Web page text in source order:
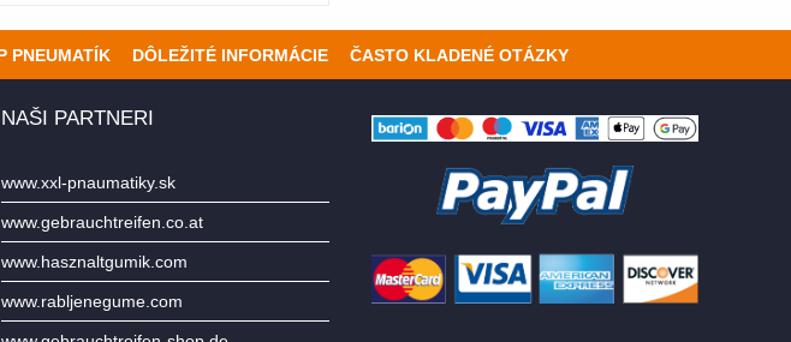
PNEUMATÍK DÔLEŽITÉ INFORMÁCIE ČASTO KLADENÉ OTÁZKY
NAŠI PARTNERI
www.xxl-pnaumatiky.sk
www.gebrauchtreifen.co.at
www.hasznaltgumik.com
www.rabljenegume.com